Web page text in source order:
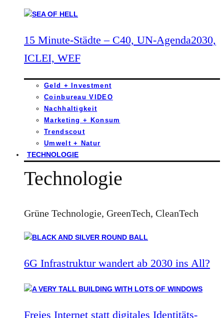
15 Minute-Städte – C40, UN-Agenda2030,
ICLEI, WEF
Geld + Investment
Coinbureau VIDEO
Nachhaltigkeit
Marketing + Konsum
Trendscout
Umwelt + Natur
TECHNOLOGIE
Technologie
Grüne Technologie, GreenTech, CleanTech
6G Infrastruktur wandert ab 2030 ins All?
Freies Internet statt digitales Identitäts-